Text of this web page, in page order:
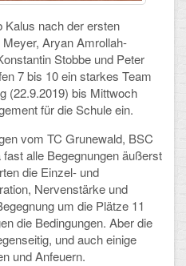
nach der ersten
Aryan Amrollah-
Stobbe und Peter
7 bis 10 ein starkes Team
(22.9.2019) bis Mittwoch
für die Schule ein.
vom TC Grunewald, BSC
alle Begegnungen äußerst
die Einzel- und
Nervenstärke und
um die Plätze 11
die Bedingungen. Aber die
und auch einige
und Anfeuern.